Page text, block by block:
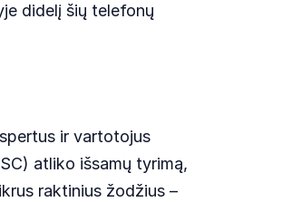
didelį šių telefonų
ir vartotojus
atliko išsamų tyrimą,
raktinius žodžius –